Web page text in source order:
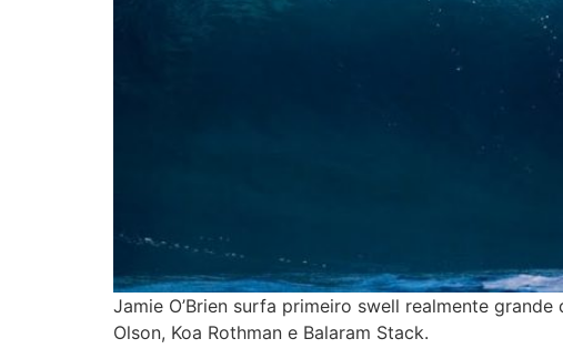
Jamie O’Brien surfa primeiro swell realmente
Olson, Koa Rothman e Balaram Stack.